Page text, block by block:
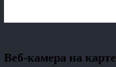
Веб-камера на карте